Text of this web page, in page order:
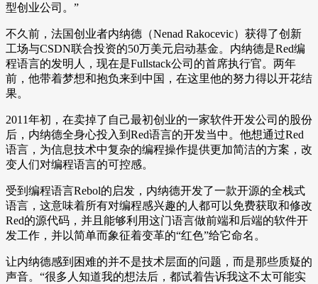
型创业公司。”
不久前，法国创业者内纳德（Nenad Rakocevic）获得了创新
工场与CSDN联合投资的50万美元启动基金。内纳德是Red编
程语言的发明人，现在是Fullstack公司的首席执行官。两年
前，他带着梦想和抱负来到中国，在这里他的努力得以开花结
果。
2011年初，在卖掉了自己最初创业的一家软件开发公司的股份
后，内纳德全身心投入到Red语言的开发当中。他想通过Red
语言，为信息技术中复杂的编程操作提供更加简洁的方案，改
变人们对编程语言的可控感。
受到编程语言Rebol的启发，内纳德开发了一款开源的全栈式
语言，这意味着所有对编程感兴趣的人都可以免费获取和修改
Red的源代码，并且能够利用这门语言做前端和后端的软件开
发工作，并以简单而象征着变革的“红色”给它命名。
让内纳德感到困难的并不是技术层面的问题，而是那些质疑的
声音。“很多人知道我的想法后，都试着告诉我这不太可能实